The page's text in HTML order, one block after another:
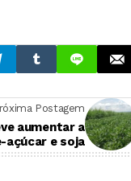
Postagem
aumentar a
açúcar e soja